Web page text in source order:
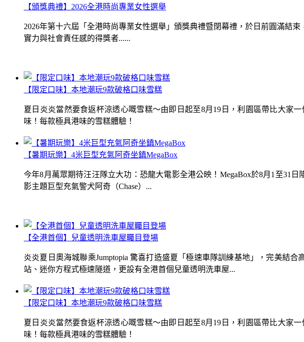
【限定口味】本地潮玩9款破格口味雪糕
夏日炎炎當然要食返杯涼透心嘅雪糕～由即日起至8月19日，利園區帶比大家
味！每款極具港味的雪糕體驗！
【全港首個】兒童透明洗車屋矚目登場
炎炎夏日奧海城聯乘Jumptopia 驚喜打造盛夏「極速車隊訓練基地」，完美結
站、迷你方程式極速隧道，更設有全港首個兒童透明洗車屋...
【頒獎典禮】2026全港時尚專業女性選舉
2026年第十六屆「全港時尚專業女性選舉」頒獎典禮暨閉幕禮，於日前圓滿結
實力與社會責任感的得獎者......
【暑期玩樂】4米巨型充氣阿奇坐鎮MegaBox
今年8月萬眾期待汪汪隊立大功：恐龍大電影全港公映！MegaBox於8月1至31
影主題巨型充氣警犬阿奇（Chase）...
【限定口味】本地潮玩9款破格口味雪糕
夏日炎炎當然要食返杯涼透心嘅雪糕～由即日起至8月19日，利園區帶比大家
味！每款極具港味的雪糕體驗！